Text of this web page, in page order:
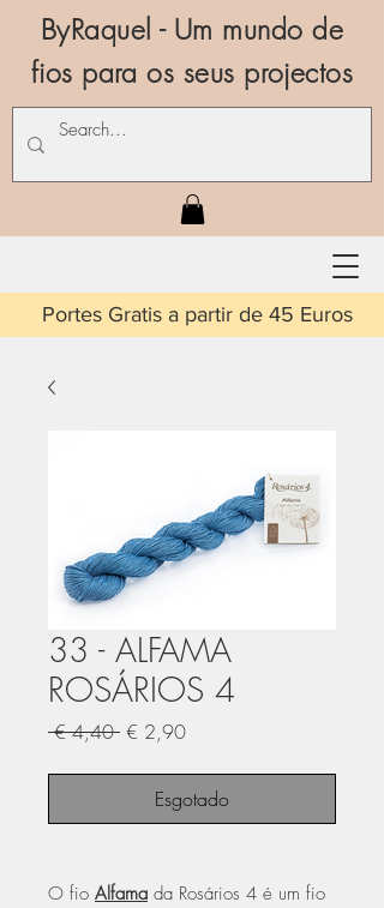
ByRaquel - Um mundo de
fios para os seus projectos
a partir de 45 Euros
33 - ALFAMA
ROSÁRIOS 4
€ 4,40 Preço
€ 2,90Preço
Esgotado
O fio Alfama da Rosários 4 é um fio